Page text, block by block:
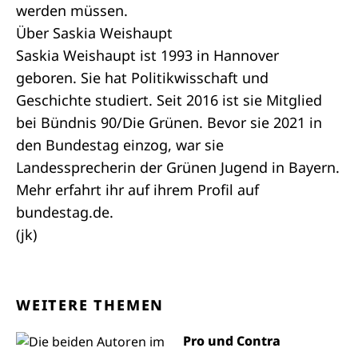
werden müssen.
Über Saskia Weishaupt
Saskia Weishaupt ist 1993 in Hannover
geboren. Sie hat Politikwisschaft und
Geschichte studiert. Seit 2016 ist sie Mitglied
bei Bündnis 90/Die Grünen. Bevor sie 2021 in
den Bundestag einzog, war sie
Landessprecherin der Grünen Jugend in Bayern.
Mehr erfahrt ihr auf ihrem Profil auf
bundestag.de.
(jk)
WEITERE THEMEN
Pro und Contra